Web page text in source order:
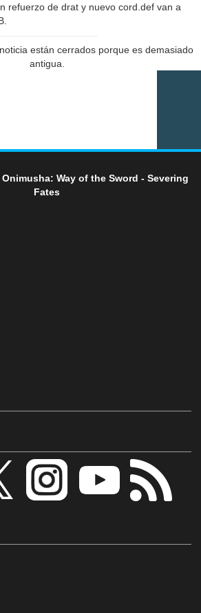
refuerzo de drat y nuevo cord.def van a
están cerrados porque es demasiado
antigua.
Way of the Sword - Severing
Fates